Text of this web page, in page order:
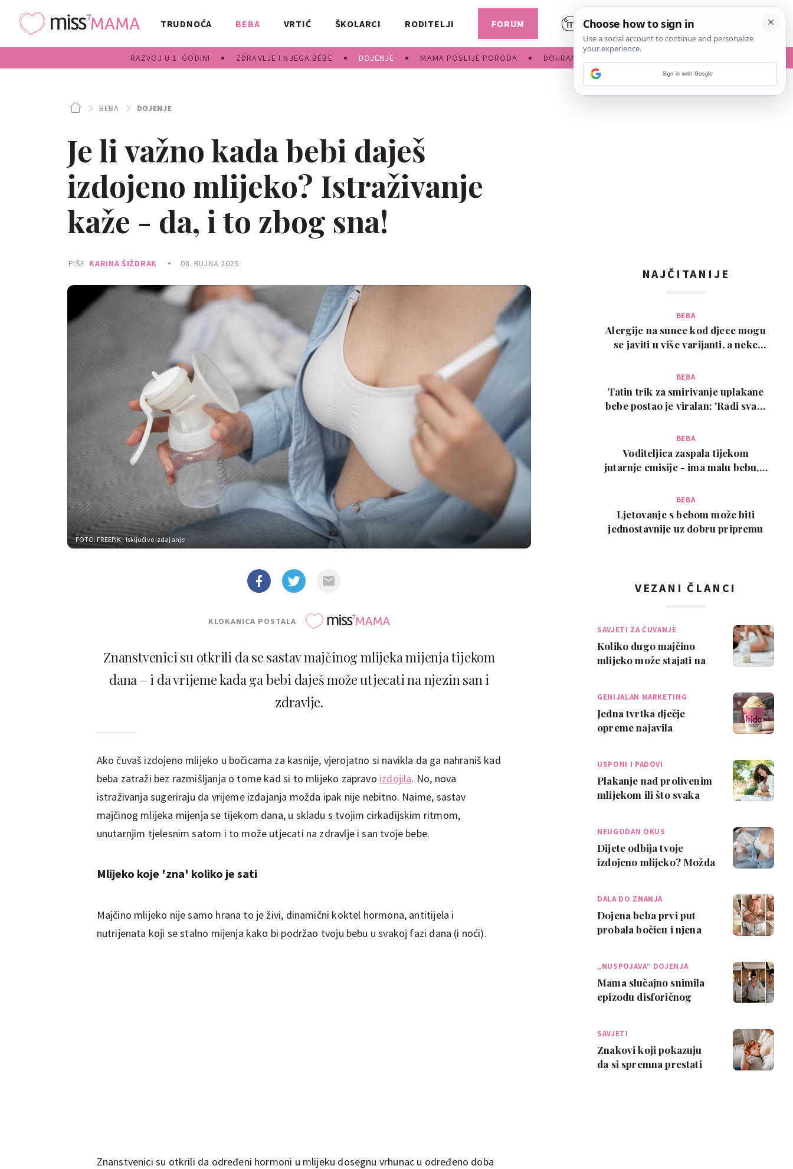
TRUDNOĆA BEBA
RAZVOJ U 1. GODINI ZDRAVLJE I NJEGA BEBE DOJENJE MAMA POSLIJE PORODA DOHRANA
VRTIĆ ŠKOLARCI RODITELJI FORUM
BEBA DOJENJE
Je li važno kada bebi daješ
izdojeno mlijeko? Istraživanje
kaže - da, i to zbog sna!
PIŠE KARINA ŠIŽDRAK 08. RUJNA 2025.
FOTO: FREEPIK; Isključivo izdajanje
KLOKANICA POSTALA
Znanstvenici su otkrili da se sastav majčinog mlijeka mijenja tijekom
dana – i da vrijeme kada ga bebi daješ može utjecati na njezin san i
zdravlje.
Ako čuvaš izdojeno mlijeko u bočicama za kasnije, vjerojatno si navikla da ga nahraniš kad
beba zatraži bez razmišljanja o tome kad si to mlijeko zapravo izdojila. No, nova
istraživanja sugeriraju da vrijeme izdajanja možda ipak nije nebitno. Naime, sastav
majčinog mlijeka mijenja se tijekom dana, u skladu s tvojim cirkadijskim ritmom,
unutarnjim tjelesnim satom i to može utjecati na zdravlje i san tvoje bebe.
Mlijeko koje 'zna' koliko je sati
Majčino mlijeko nije samo hrana to je živi, dinamični koktel hormona, antitijela i
nutrijenata koji se stalno mijenja kako bi podržao tvoju bebu u svakoj fazi dana (i noći).
Znanstvenici su otkrili da određeni hormoni u mlijeku dosegnu vrhunac u određeno doba
NAJČITANIJE
BEBA
Alergije na sunce kod djece mogu
se javiti u više varijanti, a neke
BEBA
Tatin trik za smirivanje uplakane
bebe postao je viralan: 'Radi svaki
BEBA
Voditeljica zaspala tijekom
jutarnje emisije - ima malu bebu, a
BEBA
Ljetovanje s bebom može biti
jednostavnije uz dobru pripremu
VEZANI ČLANCI
SAVJETI ZA ČUVANJE
Koliko dugo majčino
mlijeko može stajati na
GENIJALAN MARKETING
Jedna tvrtka dječje
opreme najavila
USPONI I PADOVI
Plakanje nad prolivenim
mlijekom ili što svaka
NEUGODAN OKUS
Dijete odbija tvoje
izdojeno mlijeko? Možda
DALA DO ZNANJA
Dojena beba prvi put
probala bočicu i njena
„NUSPOJAVA“ DOJENJA
Mama slučajno snimila
epizodu disforičnog
SAVJETI
Znakovi koji pokazuju
da si spremna prestati
Sign in with Google